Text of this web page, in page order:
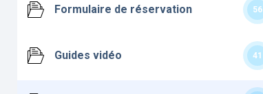
Formulaire de réservation 56
Guides vidéo 41